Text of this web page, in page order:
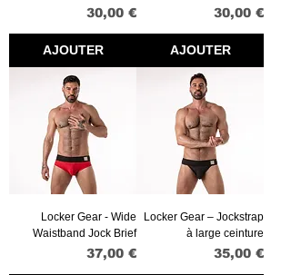
Prix
30,00 €
AJOUTER
Prix
30,00 €
AJOUTER
Locker Gear - Wide
Waistband Jock Brief
Prix
37,00 €
Locker Gear – Jockstrap
à large ceinture
Prix
35,00 €